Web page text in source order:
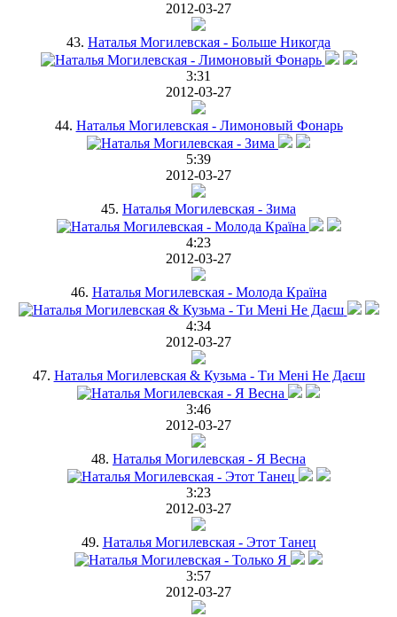
2012-03-27
43. Наталья Могилевская - Больше Никогда
3:31
2012-03-27
44. Наталья Могилевская - Лимоновый Фонарь
5:39
2012-03-27
45. Наталья Могилевская - Зима
4:23
2012-03-27
46. Наталья Могилевская - Молода Країна
4:34
2012-03-27
47. Наталья Могилевская & Кузьма - Ти Мені Не Даєш
3:46
2012-03-27
48. Наталья Могилевская - Я Весна
3:23
2012-03-27
49. Наталья Могилевская - Этот Танец
3:57
2012-03-27